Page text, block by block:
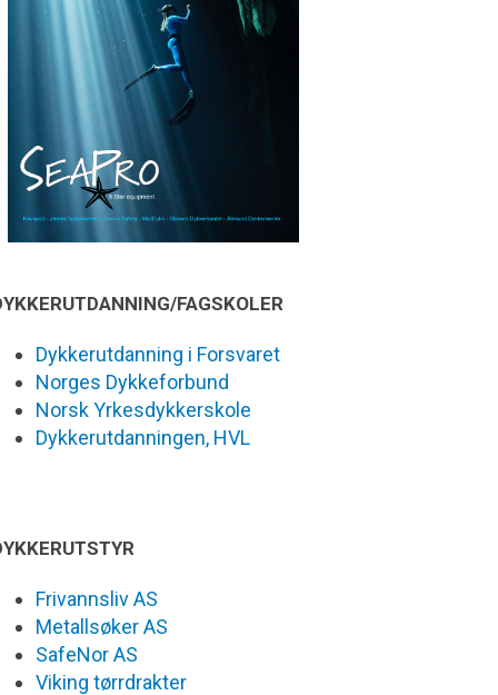
FAGSKOLER
Dykkerutdanning i Forsvaret
Norges Dykkeforbund
Norsk Yrkesdykkerskole
Dykkerutdanningen, HVL
Frivannsliv AS
Metallsøker AS
SafeNor AS
Viking tørrdrakter